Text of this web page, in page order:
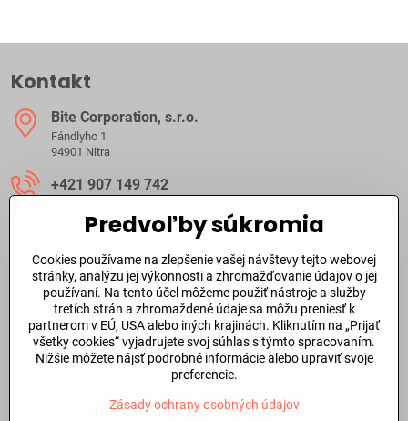
Kontakt
Bite Corporation, s​.r​.o​.
Fándlyho 1
94901 Nitra
+421 907 149 742
ibite​@ibite​.sk
Ako dlho trvá dodanie?
O skladových zásobách a dodacej doby tovaru sa môžete
informovať aj telefonickyalebo prostredníctvomemailu.
Predvoľby súkromia
Cookies používame na zlepšenie vašej návštevy tejto webovej
stránky, analýzu jej výkonnosti a zhromažďovanie údajov o jej
používaní. Na tento účel môžeme použiť nástroje a služby
tretích strán a zhromaždené údaje sa môžu preniesť k
partnerom v EÚ, USA alebo iných krajinách. Kliknutím na „Prijať
všetky cookies“ vyjadrujete svoj súhlas s týmto spracovaním.
Nižšie môžete nájsť podrobné informácie alebo upraviť svoje
preferencie.
Zásady ochrany osobných údajov